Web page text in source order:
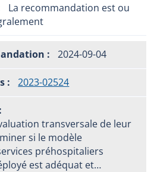
La recommandation est ou
2024-09-04
2023-02524
transversale de leur
si le modèle
préhospitaliers
est adéquat et…